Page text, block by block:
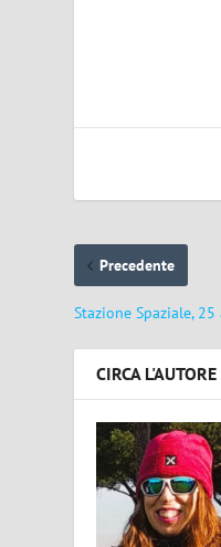
Precedente
Stazione Spaziale,
CIRCA L'AUTORE